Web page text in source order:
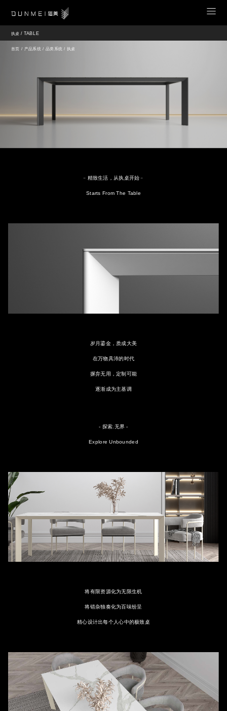
执桌 / TABLE
首页 / 产品系统 / 品类系统/ 执桌
﹣精致生活，从执桌开始﹣
Starts From The Table
岁月鎏金，质成大美
在万物具沛的时代
摒弃无用，定制可能
逐渐成为主基调
- 探索.无界 -
Explore Unbounded
将有限资源化为无限生机
将错杂独奏化为百味纷呈
精心设计出每个人心中的极致桌